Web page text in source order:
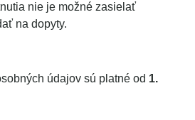
nie je možné zasielať
na dopyty.
údajov sú platné od 1.